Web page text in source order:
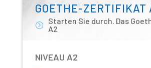
GOETHE-ZERTIFIKAT
Starten Sie durch. Das
A2
NIVEAU A2